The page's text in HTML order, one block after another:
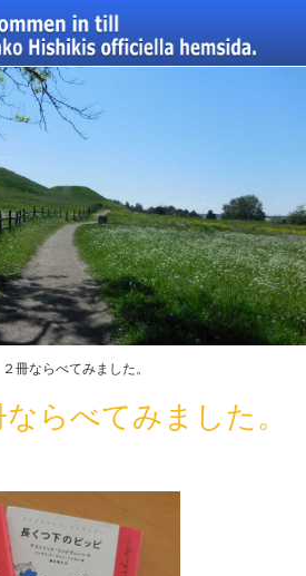
冊ならべてみました。
らべてみました。